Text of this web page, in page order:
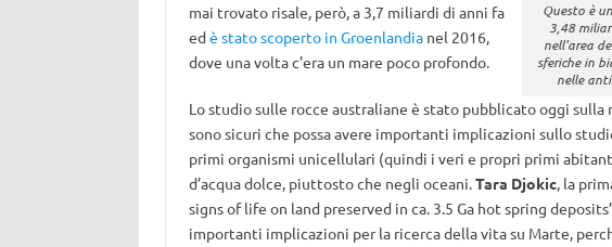
Questo è
3,48
nell’area
sferiche in
nelle
mai trovato risale, però, a 3,7 miliardi di anni fa
edè stato scoperto in Groenlandianel 2016,
dove una volta c’era un mare poco profondo.
Lo studio sulle rocce australiane è stato pubblicato oggi sulla
sono sicuri che possa avere importanti implicazioni sullo
primi organismi unicellulari (quindi i veri e propri primi
d’acqua dolce, piuttosto che negli oceani.Tara Djokic, la
signs of life on land preserved in ca. 3.5 Ga hot spring
importanti implicazioni per la ricerca della vita su Marte,